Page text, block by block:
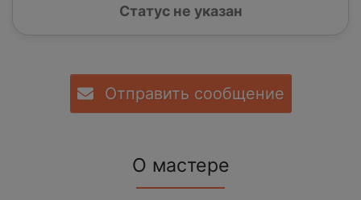
Статус не указан
Отправить сообщение
О мастере